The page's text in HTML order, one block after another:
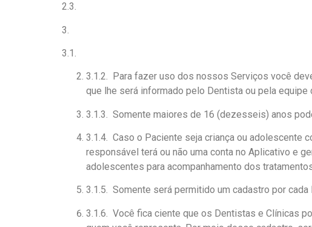
2.3.
3.
3.1.
3.1.2. Para fazer uso dos nossos Serviços você
que lhe será informado pelo Dentista ou pela
3.1.3. Somente maiores de 16 (dezesseis) anos
3.1.4. Caso o Paciente seja criança ou adolescente
responsável terá ou não uma conta no Aplicativo e
adolescentes para acompanhamento dos
3.1.5. Somente será permitido um cadastro por
3.1.6. Você fica ciente que os Dentistas e Clínicas